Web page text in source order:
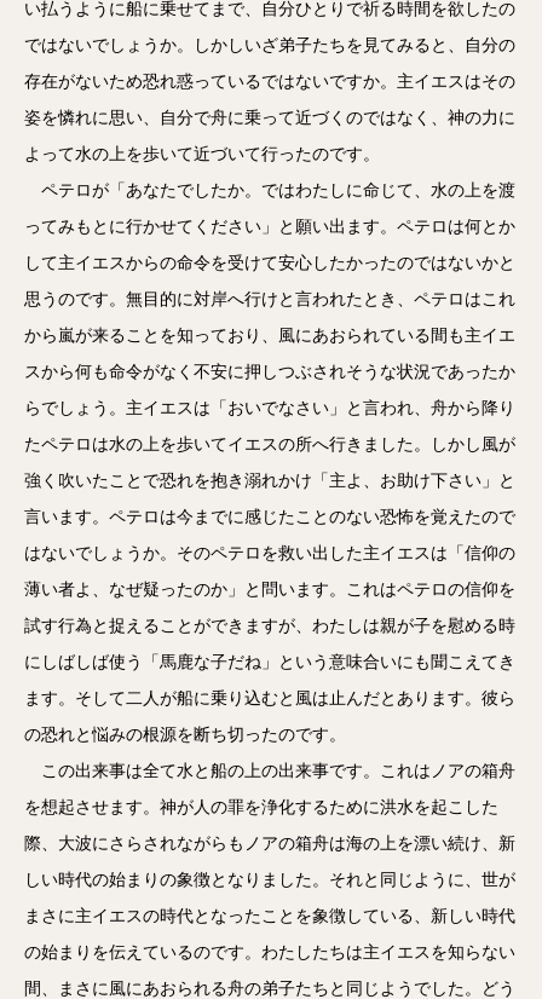
い払うように船に乗せてまで、自分ひとりで祈る時間を欲したの
ではないでしょうか。しかしいざ弟子たちを見てみると、自分の
存在がないため恐れ惑っているではないですか。主イエスはその
姿を憐れに思い、自分で舟に乗って近づくのではなく、神の力に
よって水の上を歩いて近づいて行ったのです。
ペテロが「あなたでしたか。ではわたしに命じて、水の上を渡
ってみもとに行かせてください」と願い出ます。ペテロは何とか
して主イエスからの命令を受けて安心したかったのではないかと
思うのです。無目的に対岸へ行けと言われたとき、ペテロはこれ
から嵐が来ることを知っており、風にあおられている間も主イエ
スから何も命令がなく不安に押しつぶされそうな状況であったか
らでしょう。主イエスは「おいでなさい」と言われ、舟から降り
たペテロは水の上を歩いてイエスの所へ行きました。しかし風が
強く吹いたことで恐れを抱き溺れかけ「主よ、お助け下さい」と
言います。ペテロは今までに感じたことのない恐怖を覚えたので
はないでしょうか。そのペテロを救い出した主イエスは「信仰の
薄い者よ、なぜ疑ったのか」と問います。これはペテロの信仰を
試す行為と捉えることができますが、わたしは親が子を慰める時
にしばしば使う「馬鹿な子だね」という意味合いにも聞こえてき
ます。そして二人が船に乗り込むと風は止んだとあります。彼ら
の恐れと悩みの根源を断ち切ったのです。
この出来事は全て水と船の上の出来事です。これはノアの箱舟
を想起させます。神が人の罪を浄化するために洪水を起こした
際、大波にさらされながらもノアの箱舟は海の上を漂い続け、新
しい時代の始まりの象徴となりました。それと同じように、世が
まさに主イエスの時代となったことを象徴している、新しい時代
の始まりを伝えているのです。わたしたちは主イエスを知らない
間、まさに風にあおられる舟の弟子たちと同じようでした。どう